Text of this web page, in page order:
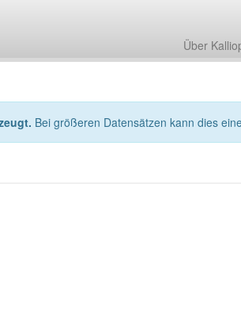
Über
Bei größeren Datensätzen kann dies